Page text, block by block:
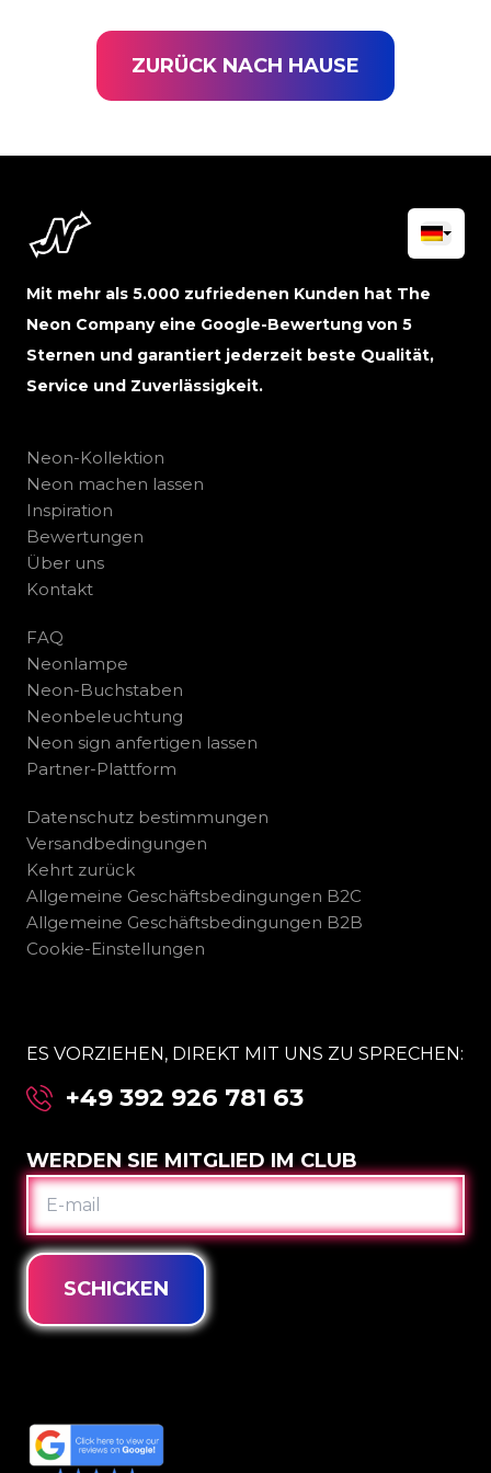
ZURÜCK NACH HAUSE
Mit mehr als 5.000 zufriedenen Kunden hat The
Neon Company eine Google-Bewertung von 5
Sternen und garantiert jederzeit beste Qualität,
Service und Zuverlässigkeit.
Neon-Kollektion
Neon machen lassen
Inspiration
Bewertungen
Über uns
Kontakt
FAQ
Neonlampe
Neon-Buchstaben
Neonbeleuchtung
Neon sign anfertigen lassen
Partner-Plattform
Datenschutz bestimmungen
Versandbedingungen
Kehrt zurück
Allgemeine Geschäftsbedingungen B2C
Allgemeine Geschäftsbedingungen B2B
Cookie-Einstellungen
ES VORZIEHEN, DIREKT MIT UNS ZU SPRECHEN:
+49 392 926 781 63
WERDEN SIE MITGLIED IM CLUB
E-
MAIL
SCHICKEN